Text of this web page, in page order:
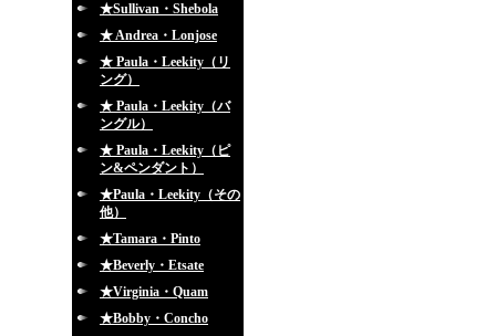
★Sullivan・Shebola
★ Andrea・Lonjose
★ Paula・Leekity（リ
ング）
★ Paula・Leekity（バ
ングル）
★ Paula・Leekity（ピ
ン&ペンダント）
★Paula・Leekity（その
他）
★Tamara・Pinto
★Beverly・Etsate
★Virginia・Quam
★Bobby・Concho